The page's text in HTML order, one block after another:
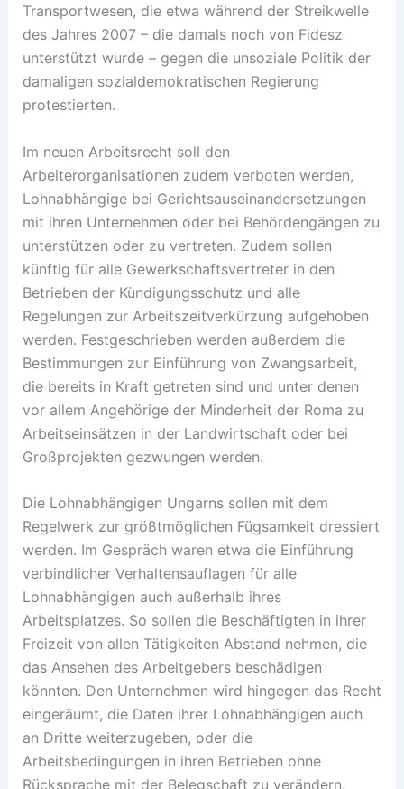
Transportwesen, die etwa während der Streikwelle
des Jahres 2007 – die damals noch von Fidesz
unterstützt wurde – gegen die unsoziale Politik der
damaligen sozialdemokratischen Regierung
protestierten.
Im neuen Arbeitsrecht soll den
Arbeiterorganisationen zudem verboten werden,
Lohnabhängige bei Gerichtsauseinandersetzungen
mit ihren Unternehmen oder bei Behördengängen zu
unterstützen oder zu vertreten. Zudem sollen
künftig für alle Gewerkschaftsvertreter in den
Betrieben der Kündigungsschutz und alle
Regelungen zur Arbeitszeitverkürzung aufgehoben
werden. Festgeschrieben werden außerdem die
Bestimmungen zur Einführung von Zwangsarbeit,
die bereits in Kraft getreten sind und unter denen
vor allem Angehörige der Minderheit der Roma zu
Arbeitseinsätzen in der Landwirtschaft oder bei
Großprojekten gezwungen werden.
Die Lohnabhängigen Ungarns sollen mit dem
Regelwerk zur größtmöglichen Fügsamkeit dressiert
werden. Im Gespräch waren etwa die Einführung
verbindlicher Verhaltensauflagen für alle
Lohnabhängigen auch außerhalb ihres
Arbeitsplatzes. So sollen die Beschäftigten in ihrer
Freizeit von allen Tätigkeiten Abstand nehmen, die
das Ansehen des Arbeitgebers beschädigen
könnten. Den Unternehmen wird hingegen das Recht
eingeräumt, die Daten ihrer Lohnabhängigen auch
an Dritte weiterzugeben, oder die
Arbeitsbedingungen in ihren Betrieben ohne
Rücksprache mit der Belegschaft zu verändern.